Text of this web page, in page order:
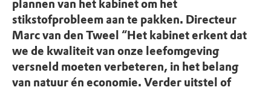
plannen van het kabinet om het
stikstofprobleem aan te pakken. Directeur
Marc van den Tweel “Het kabinet erkent dat
we de kwaliteit van onze leefomgeving
versneld moeten verbeteren, in het belang
van natuur én economie. Verder uitstel of